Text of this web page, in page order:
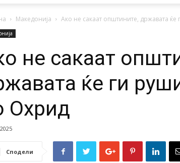
Македонија Ако не сакаат општините, државата
не сакаат
ќе ги
Охрид
Сподели